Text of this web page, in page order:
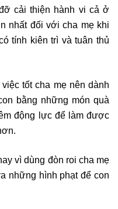
cải thiện hành vi cả ở
nhất đối với cha mẹ khi
tính kiên trì và tuân thủ
tốt cha mẹ nên dành
bằng những món quà
động lực để làm được
vì dùng đòn roi cha mẹ
những hình phạt để con